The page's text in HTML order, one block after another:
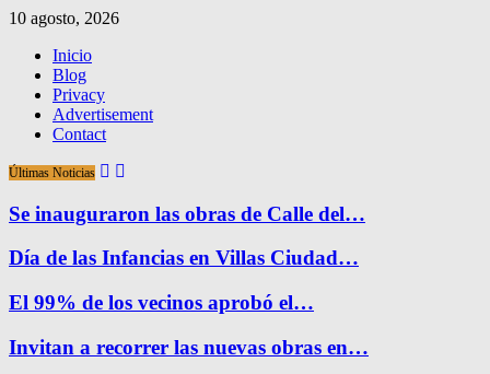
10 agosto, 2026
Inicio
Blog
Privacy
Advertisement
Contact
Últimas Noticias
Se inauguraron las obras de Calle del…
Día de las Infancias en Villas Ciudad…
El 99% de los vecinos aprobó el…
Invitan a recorrer las nuevas obras en…